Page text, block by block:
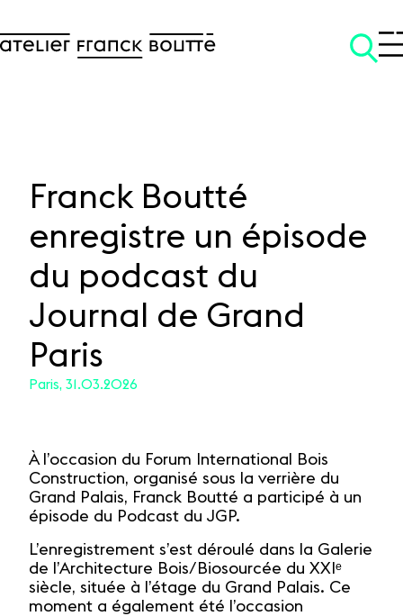
SKIP TO CONTENT
Franck Boutté
enregistre un épisode
du podcast du
Journal de Grand
Paris
Paris, 31.03.2026
À l’occasion du Forum International Bois
Construction, organisé sous la verrière du
Grand Palais, Franck Boutté a participé à un
épisode du Podcast du JGP.
L’enregistrement s’est déroulé dans la Galerie
de l’Architecture Bois/Biosourcée du XXIᵉ
siècle, située à l’étage du Grand Palais. Ce
moment a également été l’occasion